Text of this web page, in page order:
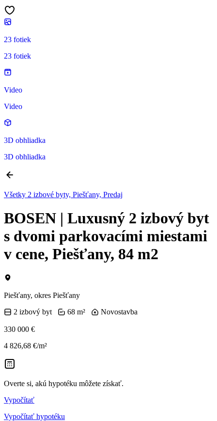
23 fotiek
23 fotiek
Video
Video
3D obhliadka
3D obhliadka
Všetky 2 izbové byty, Piešťany, Predaj
BOSEN | Luxusný 2 izbový byt
s dvomi parkovacími miestami
v cene, Piešťany, 84 m2
Piešťany, okres Piešťany
2 izbový byt
68 m² Novostavba
330 000 €
4 826,68 €/m²
Overte si, akú hypotéku môžete získať.
Vypočítať
Vypočítať hypotéku